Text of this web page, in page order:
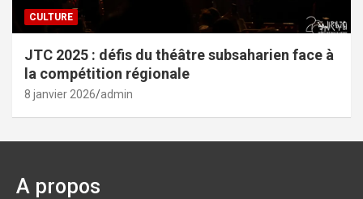
CULTURE
JTC 2025 : défis du théâtre subsaharien face à
la compétition régionale
8 janvier 2026 admin
A propos